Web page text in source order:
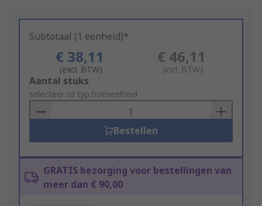
Subtotaal (1 eenheid)*
€ 38,11
(excl. BTW)
€ 46,11
(incl. BTW)
Add
to
Basket
Aantal stuks
selecteer of typ hoeveelheid
Bestellen
GRATIS bezorging voor bestellingen van
meer dan € 90,00